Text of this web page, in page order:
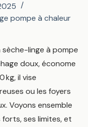
pompe à chaleur
sèche-linge à pompe
doux, économe
kg, il vise
ou les foyers
Voyons ensemble
ses limites, et